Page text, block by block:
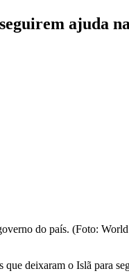
ajuda
do país. (Foto:
deixaram o Islã para